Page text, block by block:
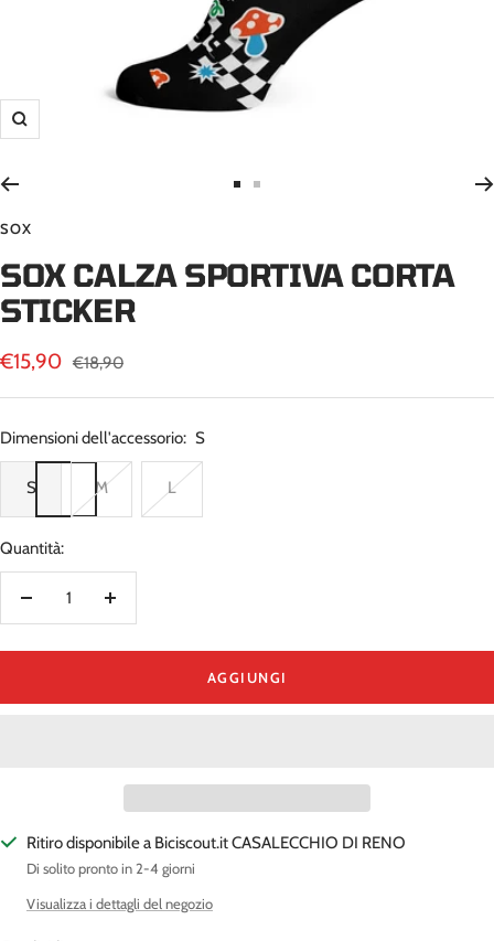
Ingrandisci
1
2
SOX
SOX CALZA SPORTIVA CORTA
STICKER
Prezzo
di
vendita
€15,90 Prezzo
€18,90
Dimensioni dell'accessorio: S
S M L
Quantità:
Diminuire
Aumenta
AGGIUNGI
Ritiro disponibile a Biciscout.it CASALECCHIO DI RENO
Di solito pronto in 2-4 giorni
Visualizza i dettagli del negozio